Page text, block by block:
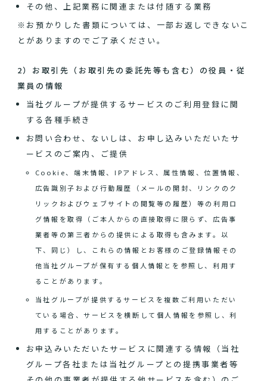
その他、上記業務に関連または付随する業務
※お預かりした書類については、一部お返しできないこ
とがありますのでご了承ください。
2）お取引先（お取引先の委託先等も含む）の役員・従
業員の情報
当社グループが提供するサービスのご利用登録に関
する各種手続き
お問い合わせ、ないしは、お申し込みいただいたサ
ービスのご案内、ご提供
Cookie、端末情報、IPアドレス、属性情報、位置情報、
広告識別子および行動履歴（メールの開封、リンクのク
リックおよびウェブサイトの閲覧等の履歴）等の利用ロ
グ情報を取得（ご本人からの直接取得に限らず、広告事
業者等の第三者からの提供による取得も含みます。以
下、同じ）し、これらの情報とお客様のご登録情報その
他当社グループが保有する個人情報とを参照し、利用す
ることがあります。
当社グループが提供するサービスを複数ご利用いただい
ている場合、サービスを横断して個人情報を参照し、利
用することがあります。
お申込みいただいたサービスに関連する情報（当社
グループ各社または当社グループとの提携事業者等